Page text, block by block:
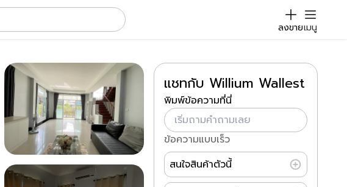
ลงขายเมนู
แชทกับ Willium Wallest
พิมพ์ข้อความที่นี่
ข้อความแบบเร็ว
สนใจสินค้าตัวนี้